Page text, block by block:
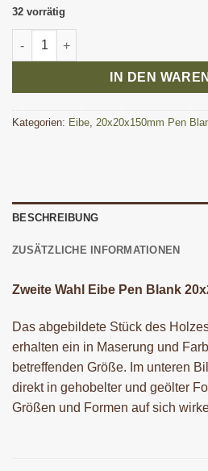
32 vorrätig
Zweite Wahl Eibe Pen Blank
IN DEN
Kategorien: Eibe, 20x20x150mm Pen
BESCHREIBUNG
ZUSÄTZLICHE INFORMATIONEN
Zweite Wahl Eibe Pen Blank
Das abgebildete Stück des
erhalten ein in Maserung und
betreffenden Größe. Im unteren
direkt in gehobelter und geölter
Größen und Formen auf sich